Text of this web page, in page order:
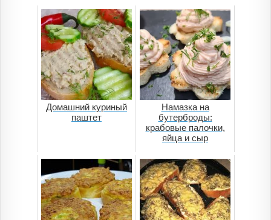
Домашний куриный
паштет
Намазка на
бутерброды:
крабовые палочки,
яйца и сыр